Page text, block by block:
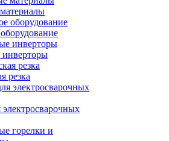
резка